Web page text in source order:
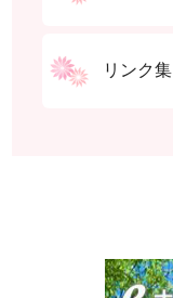
リンク集